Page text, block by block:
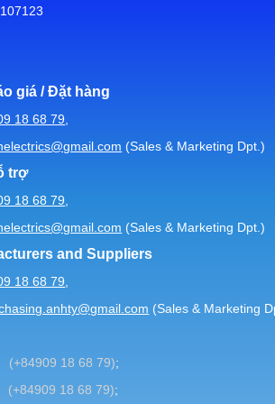
giá / Đặt hàng
18 68 79,
(Sales & Marketing Dpt.)
trợ
18 68 79,
(Sales & Marketing Dpt.)
and Suppliers
18 68 79,
(Sales & Marketing
(+84909 18 68 79);
(+84909 18 68 79);